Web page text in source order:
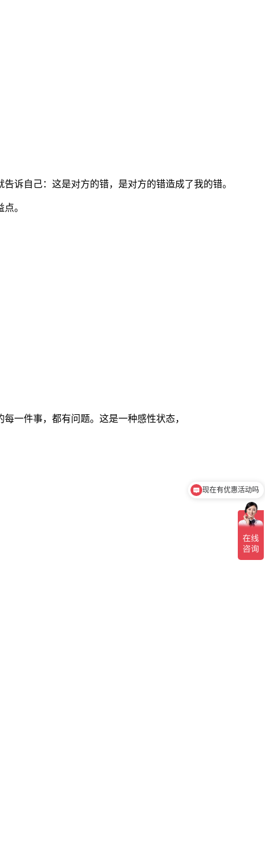
诉自己：这是对方的错，是对方的错造成了我的错。
。
一件事，都有问题。这是一种感性状态，
可以介绍下你们的产品么